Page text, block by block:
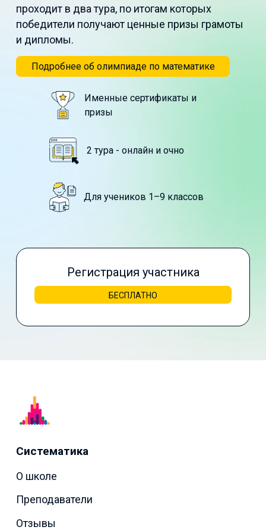
проходит в два тура, по итогам которых
победители получают ценные призы грамоты
и дипломы.
Подробнее об олимпиаде по математике
Именные сертификаты и
призы
2 тура - онлайн и очно
Для учеников 1–9 классов
Регистрация участника
БЕСПЛАТНО
Систематика
О школе
Преподаватели
Отзывы